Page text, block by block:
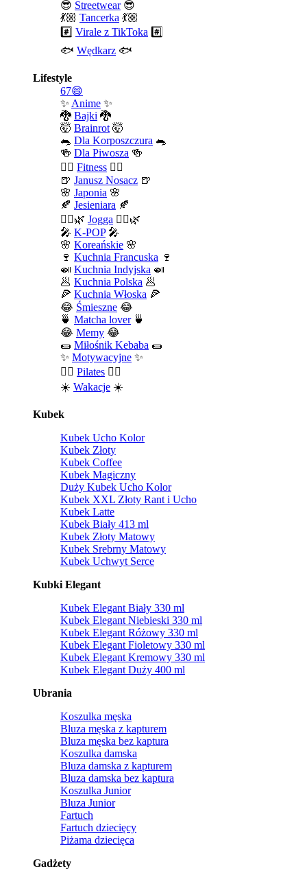
😎 Streetwear😎
💃🏼 Tancerka 💃🏼
#️⃣ Virale z TikToka #️⃣
🐟 Wędkarz 🐟
Lifestyle
67😄
✨ Anime ✨
🐉 Bajki 🐉
🤯 Brainrot 🤯
🐀 Dla Korposzczura 🐀
🍻 Dla Piwosza 🍻
🤾‍♀️ Fitness 🤾‍♀️
🍺 Janusz Nosacz 🍺
🌸 Japonia 🌸
🍂 Jesieniara 🍂
🧘‍♀️🌿 Jogga 🧘‍♀️🌿
🎤 K-POP🎤
🌸 Koreańskie 🌸
🍷 Kuchnia Francuska 🍷
🍛 Kuchnia Indyjska 🍛
🥟 Kuchnia Polska 🥟
🍕 Kuchnia Włoska 🍕
😂 Śmieszne 😂
🍵 Matcha lover🍵
😂 Memy 😂
🌯 Miłośnik Kebaba 🌯
✨ Motywacyjne ✨
🧘‍♀️ Pilates 🧘‍♀️
☀️ Wakacje ☀️
Kubek
Kubek Ucho Kolor
Kubek Złoty
Kubek Coffee
Kubek Magiczny
Duży Kubek Ucho Kolor
Kubek XXL Złoty Rant i Ucho
Kubek Latte
Kubek Biały 413 ml
Kubek Złoty Matowy
Kubek Srebrny Matowy
Kubek Uchwyt Serce
Kubki Elegant
Kubek Elegant Biały 330 ml
Kubek Elegant Niebieski 330 ml
Kubek Elegant Różowy 330 ml
Kubek Elegant Fioletowy 330 ml
Kubek Elegant Kremowy 330 ml
Kubek Elegant Duży 400 ml
Ubrania
Koszulka męska
Bluza męska z kapturem
Bluza męska bez kaptura
Koszulka damska
Bluza damska z kapturem
Bluza damska bez kaptura
Koszulka Junior
Bluza Junior
Fartuch
Fartuch dziecięcy
Piżama dziecięca
Gadżety